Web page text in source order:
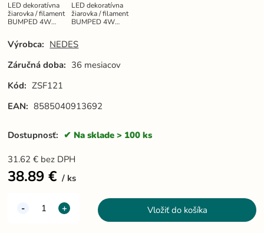
LED dekoratívna
žiarovka / filament
BUMPED 4W
/ E27 / 2000K -
ZSF121
LED dekoratívna
žiarovka / filament
BUMPED 4W
E27 / 2000K -
ZSF122
Výrobca: NEDES
Záručná doba: 36 mesiacov
Kód: ZSF121
EAN: 8585040913692
Dostupnosť: Na sklade > 100 ks
31.62 € bez DPH
38.89 € ks